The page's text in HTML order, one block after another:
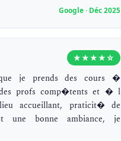
Google · Déc 2025
★★★★☆
je prends des cours �
des profs comp�tents et � l
accueillant, praticit� de
une bonne ambiance, je